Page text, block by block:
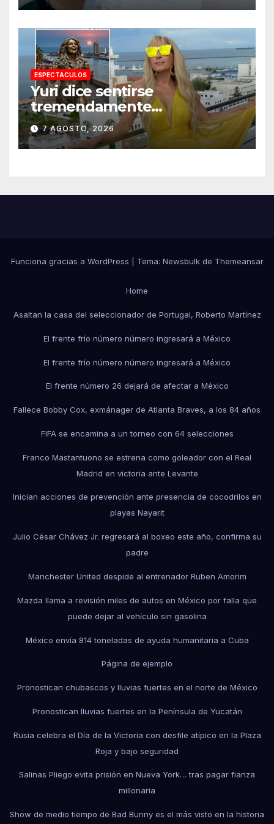
ESPECTACULOS
Yuri dice sentirse
tremendamente
emocionada sobre su estatua
que le harán en Veracruz
7 AGOSTO, 2026
Funciona gracias a WordPress Tema: Newsbulkde Themeansar
Home
Asaltan la casa del seleccionador de Portugal, Roberto Martínez
El frente frío número número ingresará a México
El frente frío número número ingresará a México
El frente número 26 dejará de afectar a México
Fallece Bobby Cox, exmánager de Atlanta Braves, a los 84 años
FIFA se encamina a un torneo con 64 selecciones
Franco Mastantuono se estrena como goleador con el Real
Madrid en victoria ante Levante
Inician acciones de prevención ante presencia de cocodrilos en
playas Nayarit
Julio César Chávez Jr. regresará al boxeo este año, confirma su
padre
Manchester United despide al entrenador Ruben Amorim
Mazda llama a revisión miles de autos en México por falla que
puede dejar al vehículo sin gasolina
México envía 814 toneladas de ayuda humanitaria a Cuba
Página de ejemplo
Pronostican chubascos y lluvias fuertes en el norte de México
Pronostican lluvias fuertes en la Península de Yucatán
Rusia celebra el Día de la Victoria con desfile atípico en la Plaza
Roja y bajo seguridad
Salinas Pliego evita prisión en Nueva York… tras pagar fianza
millonaria
Show de medio tiempo de Bad Bunny es el más visto en la historia